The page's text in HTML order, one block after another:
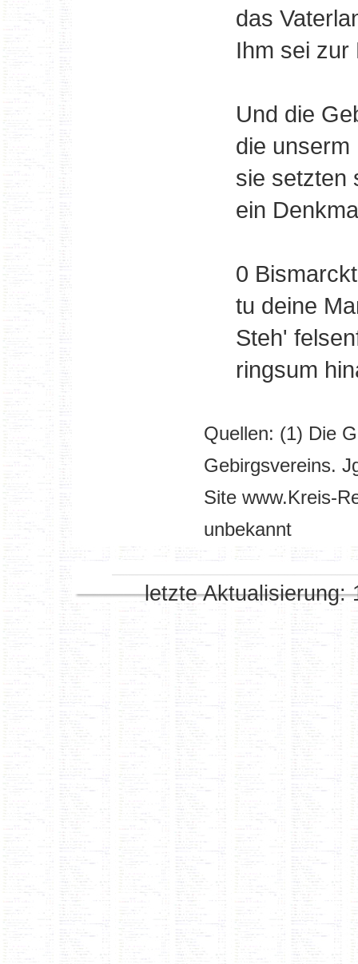
das
Ihm sei zur
Und die
die unserm
sie setzten
ein
0
tu deine
Steh'
ringsum
Quellen: (1) Die
Gebirgsvereins.
Site www.Kreis-
unbekannt
letzte Aktualisierung: